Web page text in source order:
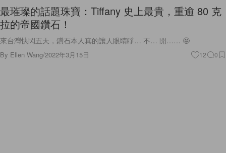
最璀璨的話題珠寶：Tiffany 史上最貴，重逾 80 克
拉的帝國鑽石！
來台灣快閃五天，鑽石本人真的讓人眼睛睜… 不… 開…… 🤩
By Ellen Wang/2022年3月15日 12 0